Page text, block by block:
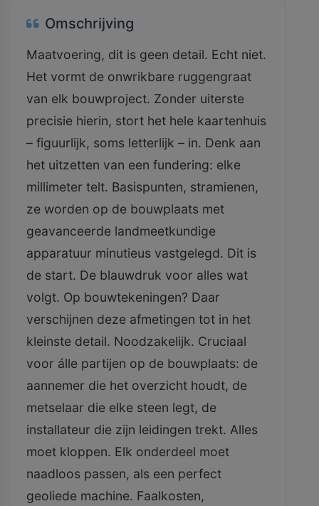
Omschrijving
Maatvoering, dit is geen detail. Echt niet.
Het vormt de onwrikbare ruggengraat
van elk bouwproject. Zonder uiterste
precisie hierin, stort het hele kaartenhuis
– figuurlijk, soms letterlijk – in. Denk aan
het uitzetten van een fundering: elke
millimeter telt. Basispunten, stramienen,
ze worden op de bouwplaats met
geavanceerde landmeetkundige
apparatuur minutieus vastgelegd. Dit is
de start. De blauwdruk voor alles wat
volgt. Op bouwtekeningen? Daar
verschijnen deze afmetingen tot in het
kleinste detail. Noodzakelijk. Cruciaal
voor álle partijen op de bouwplaats: de
aannemer die het overzicht houdt, de
metselaar die elke steen legt, de
installateur die zijn leidingen trekt. Alles
moet kloppen. Elk onderdeel moet
naadloos passen, als een perfect
geoliede machine. Faalkosten,